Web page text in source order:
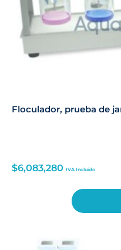
Floculador, prueba de
$6,083,280 IVA Incluido